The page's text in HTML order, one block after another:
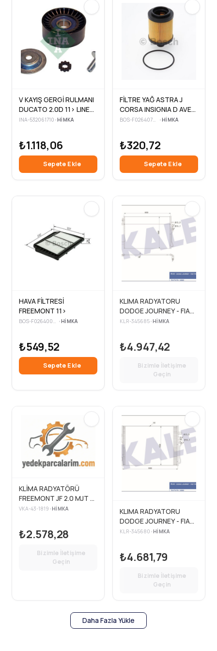
V KAYIŞ GERGİ RULMANI
DUCATO 2.0D 11> LINEA
1.6 DMTJ 09> DOBLO 1.6
INA-532061710 •HIMKA
₺1.118,06
Sepete Ekle
FİLTRE YAĞ ASTRA J
CORSA INSIGNIA D AVEO
1.3 DİZEL BİPPER NEMO
•HIMKA
₺320,72
Sepete Ekle
HAVA FİLTRESİ
FREEMONT 11>
BOS-F026400407 •HIMKA
₺549,52
Sepete Ekle
KLIMA RADYATORU
DODGE JOURNEY - FIAT
FREEMONT
KLR-345685• HIMKA
₺4.947,42
Bizimle İletişime
Geçin
KLİMA RADYATÖRÜ
FREEMONT JF 2.0 MJT A
T 11>
VKA-43-1819 • HIMKA
₺2.578,28
Bizimle İletişime
Geçin
KLIMA RADYATORU
DODGE JOURNEY - FIAT
FREEMONT
KLR-345680 • HIMKA
₺4.681,79
Bizimle İletişime
Geçin
Daha Fazla Yükle